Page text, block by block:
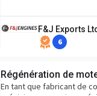
F&J Exports Ltd
6
Régénération de
En tant que fabricant de